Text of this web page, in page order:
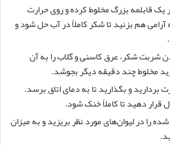
یک قابلمه بزرگ مخلوط کرده و روی حرارت
آرامی هم بزنید تا شکر کاملاً در آب حل شود و
شکر، عرق کاسنی و گلاب را به آن
مخلوط چند دقیقه دیگر بجوشد.
بردارید و بگذارید تا به دمای اتاق برسد.
دهید تا کاملاً خنک شود.
را در لیوان‌های مورد نظر بریزید و به میزان